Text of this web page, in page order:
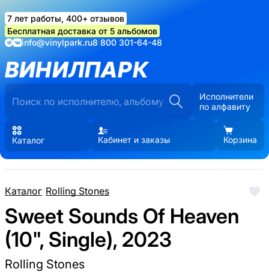
7 лет работы, 400+ отзывов
Бесплатная доставка от 5 альбомов
info@vinylpark.ru8 800 301-64-48
ВИНИЛПАРК
Исполнители
по алфавиту
Каталог Кабинет и заказы Корзина
Каталог/Rolling Stones
Sweet Sounds Of Heaven
(10", Single), 2023
Rolling Stones